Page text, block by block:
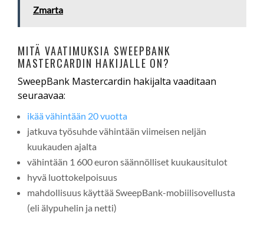
Zmarta
MITÄ VAATIMUKSIA SWEEPBANK
MASTERCARDIN HAKIJALLE ON?
SweepBank Mastercardin hakijalta vaaditaan
seuraavaa:
ikää vähintään 20 vuotta
jatkuva työsuhde vähintään viimeisen neljän
kuukauden ajalta
vähintään 1 600 euron säännölliset kuukausitulot
hyvä luottokelpoisuus
mahdollisuus käyttää SweepBank-mobiilisovellusta
(eli älypuhelin ja netti)